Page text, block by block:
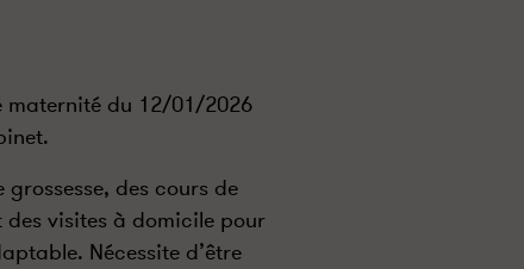
maternité du 12/01/2026
des cours de
visites à domicile pour
Nécessite d’être